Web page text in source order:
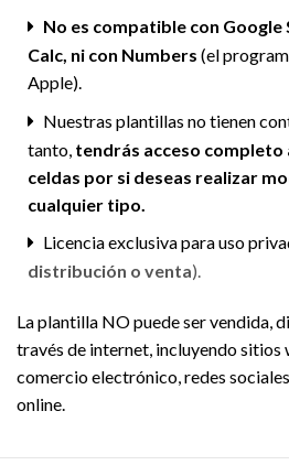
No es compatible con
Calc, ni con Numbers (el
Apple).
Nuestras plantillas no tienen
tanto, tendrás acceso
celdas por si deseas realizar
cualquier tipo.
Licencia exclusiva para uso
distribución o venta).
La plantilla NO puede ser vendida,
través de internet, incluyendo sitios
comercio electrónico, redes
online.